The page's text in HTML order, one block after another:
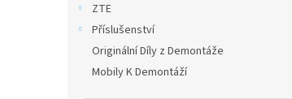
ZTE
Příslušenství
Originální Díly z Demontáže
Mobily K Demontáží